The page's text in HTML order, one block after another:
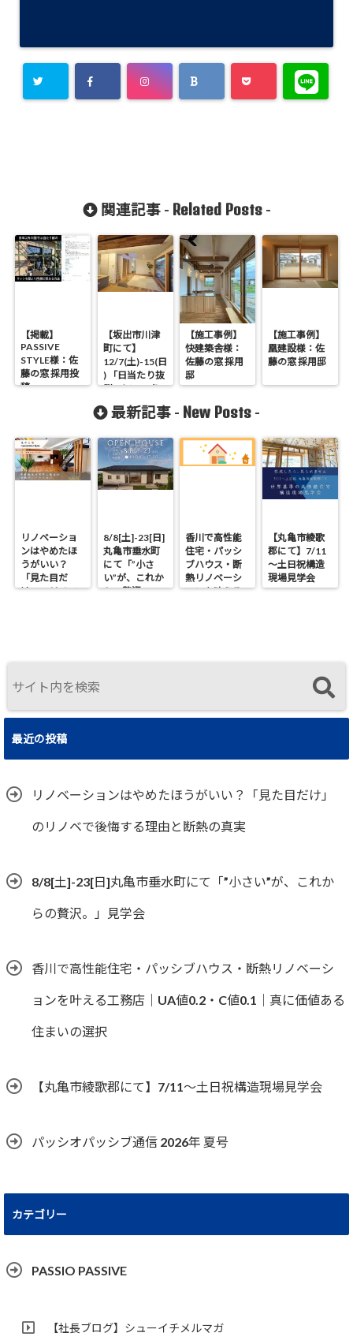
関連記事 - Related Posts-
【掲載】
PASSIVE
STYLE様：佐
藤の窓 採用投
稿
【坂出市川津
町にて】
12/7(土)-15(日
) 「日当たり抜
群・ほっこり
畳リビングの
おうち」完成
【施工事例】
快建築舎様：
佐藤の窓 採用
邸
【施工事例】
凰建設様：佐
藤の窓 採用邸
最新記事 - New Posts -
リノベーショ
ンはやめたほ
うがいい？
「見た目だ
け」のリノベ
8/8[土]-23[日]
丸亀市垂水町
にて「”小さ
い”が、これか
らの贅沢。」
香川で高性能
住宅・パッシ
ブハウス・断
熱リノベーシ
ョンを叶える
【丸亀市綾歌
郡にて】7/11
～土日祝構造
現場見学会
最近の投稿
リノベーションはやめたほうがいい？「見た目だけ」
のリノベで後悔する理由と断熱の真実
8/8[土]-23[日]丸亀市垂水町にて「”小さい”が、これか
らの贅沢。」見学会
香川で高性能住宅・パッシブハウス・断熱リノベーシ
ョンを叶える工務店｜UA値0.2・C値0.1｜真に価値ある
住まいの選択
【丸亀市綾歌郡にて】7/11～土日祝構造現場見学会
パッシオパッシブ通信 2026年 夏号
カテゴリー
PASSIO PASSIVE
【社長ブログ】シューイチメルマガ